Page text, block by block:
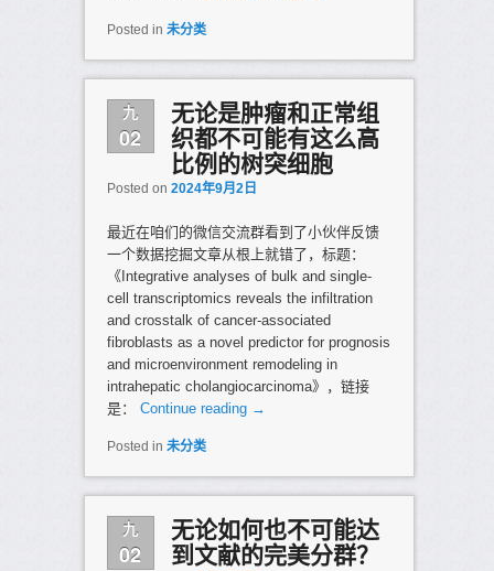
Posted in 未分类
九
02
无论是肿瘤和正常组
织都不可能有这么高
比例的树突细胞
Posted on 2024年9月2日
最近在咱们的微信交流群看到了小伙伴反馈
一个数据挖掘文章从根上就错了，标题：
《Integrative analyses of bulk and single-
cell transcriptomics reveals the infiltration
and crosstalk of cancer-associated
fibroblasts as a novel predictor for prognosis
and microenvironment remodeling in
intrahepatic cholangiocarcinoma》，链接
是： Continue reading →
Posted in 未分类
九
02
无论如何也不可能达
到文献的完美分群？